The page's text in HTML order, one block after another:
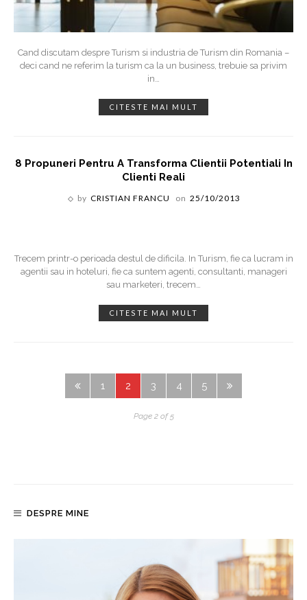
Cand discutam despre Turism si industria de Turism din Romania –
deci cand ne referim la turism ca la un business, trebuie sa privim
in
CITESTE MAI MULT
8 Propuneri Pentru A Transforma Clientii Potentiali In
Clienti Reali
by CRISTIAN FRANCU on 25/10/2013
Trecem printr-o perioada destul de dificila. In Turism, fie ca lucram in
agentii sau in hoteluri, fie ca suntem agenti, consultanti, manageri
sau marketeri, trecem
CITESTE MAI MULT
1 2 3 4 5
Page 2 of 5
DESPRE MINE